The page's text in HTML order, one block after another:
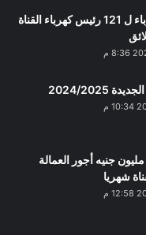
بعد مكالمة وزير الكهرباء ل 121 رئيس كهرباء القناة
2025
انفراد بالمستندات. 17 مليون جنيه أجور العمالة
شهريا